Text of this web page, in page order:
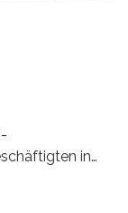
in
72 Prozent